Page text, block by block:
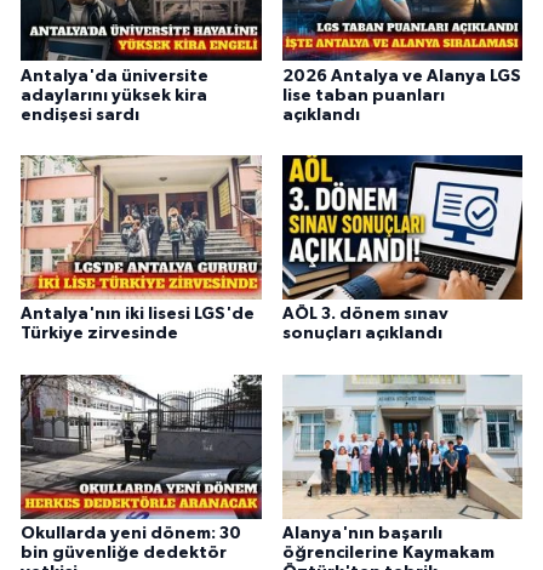
Antalya'da üniversite
adaylarını yüksek kira
endişesi sardı
2026 Antalya ve Alanya LGS
lise taban puanları
açıklandı
Antalya'nın iki lisesi LGS'de
Türkiye zirvesinde
AÖL 3. dönem sınav
sonuçları açıklandı
Okullarda yeni dönem: 30
bin güvenliğe dedektör
Alanya'nın başarılı
öğrencilerine Kaymakam